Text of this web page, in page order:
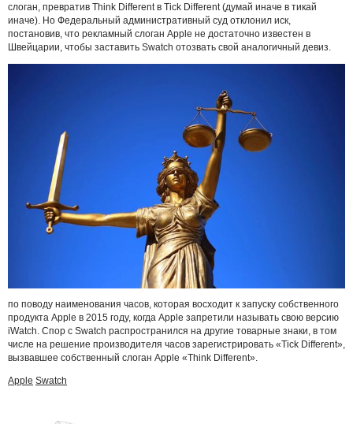
слоган, превратив Think Different в Tick Different (думай иначе в тикай
иначе). Но Федеральный административный суд отклонил иск,
постановив, что рекламный слоган Apple не достаточно известен в
Швейцарии, чтобы заставить Swatch отозвать свой аналогичный девиз.
по поводу наименования часов, которая восходит к запуску собственного
продукта Apple в 2015 году, когда Apple запретили называть свою версию
iWatch. Спор с Swatch распространился на другие товарные знаки, в том
числе на решение производителя часов зарегистрировать «Tick Different»,
вызвавшее собственный слоган Apple «Think Different».
Apple Swatch